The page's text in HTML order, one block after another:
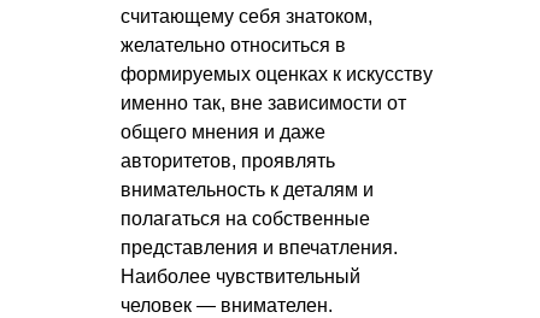
считающему себя знатоком,
желательно относиться в
формируемых оценках к искусству
именно так, вне зависимости от
общего мнения и даже
авторитетов, проявлять
внимательность к деталям и
полагаться на собственные
представления и впечатления.
Наиболее чувствительный
человек — внимателен.